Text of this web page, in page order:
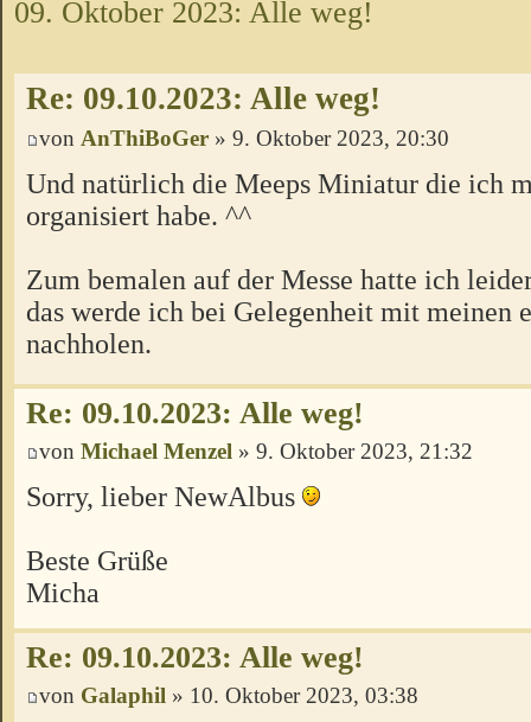
09. Oktober 2023: Alle weg!
Re: 09.10.2023: Alle weg!
von AnThiBoGer » 9. Oktober 2023, 20:30
Und natürlich die Meeps Miniatur die ich
organisiert habe. ^^
Zum bemalen auf der Messe hatte ich
das werde ich bei Gelegenheit mit meinen
nachholen.
Re: 09.10.2023: Alle weg!
von Michael Menzel » 9. Oktober 2023, 21:32
Sorry, lieber NewAlbus
Beste Grüße
Micha
Re: 09.10.2023: Alle weg!
von Galaphil » 10. Oktober 2023, 03:38